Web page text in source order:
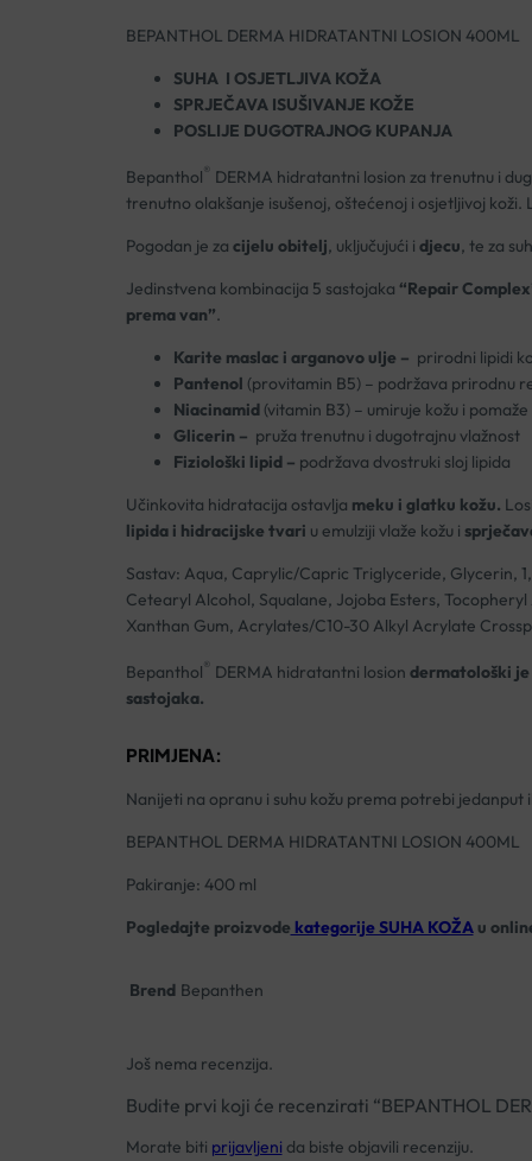
BEPANTHOL DERMA HIDRATANTNI LOSION 400ML
SUHA I OSJETLJIVA KOŽA
SPRJEČAVA ISUŠIVANJE KOŽE
POSLIJE DUGOTRAJNOG KUPANJA
Bepanthol ® DERMA hidratantni losion za trenutnu i
trenutno olakšanje isušenoj, oštećenoj i osjetljivoj
Pogodan je za cijelu obitelj, uključujući i djecu, te za
Jedinstvena kombinacija 5 sastojaka “Repair
prema van”.
Karite maslac i arganovo ulje – prirodni lipidi
Pantenol (provitamin B5) – podržava prirodnu
Niacinamid(vitamin B3) – umiruje kožu i
Glicerin – pruža trenutnu i dugotrajnu vlažnost
Fiziološki lipid – podržava dvostruki sloj lipida
Učinkovita hidratacija ostavlja meku i glatku kožu.
lipida i hidracijske tvari u emulziji vlaže kožu i
Sastav: Aqua, Caprylic/Capric Triglyceride, Glycerin,
Cetearyl Alcohol, Squalane, Jojoba Esters,
Xanthan Gum, Acrylates/C10-30 Alkyl Acrylate
Bepanthol ® DERMA hidratantni losion dermatološki
sastojaka.
PRIMJENA:
Nanijeti na opranu i suhu kožu prema potrebi jedanput
BEPANTHOL DERMA HIDRATANTNI LOSION 400ML
Pakiranje: 400 ml
Pogledajte proizvode kategorije SUHA KOŽAu
Brend Bepanthen
Još nema recenzija.
Budite prvi koji će recenzirati “BEPANTHOL
Morate biti prijavljeni da biste objavili recenziju.